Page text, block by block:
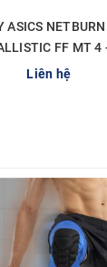
ASICS
FF MT 4
XANH MINT ĐEN
Liên hệ